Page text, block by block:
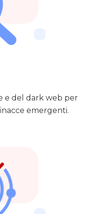
e del dark web per
emergenti.